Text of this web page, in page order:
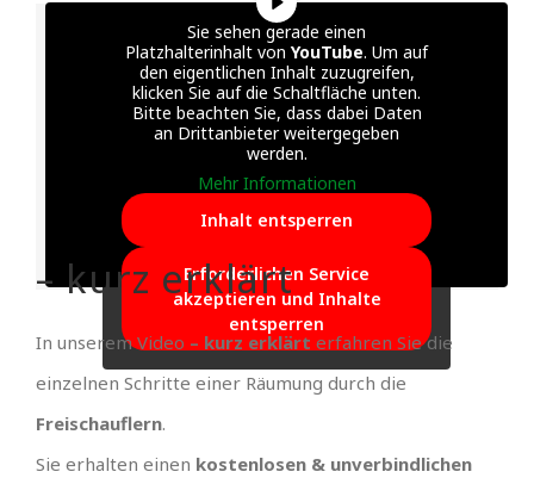
Sie sehen gerade einen
Platzhalterinhalt von YouTube. Um auf
den eigentlichen Inhalt zuzugreifen,
klicken Sie auf die Schaltfläche unten.
Bitte beachten Sie, dass dabei Daten
an Drittanbieter weitergegeben
werden.
Mehr Informationen
Inhalt entsperren
Erforderlichen Service
akzeptieren und Inhalte
entsperren
– kurz erklärt
In unserem Video – kurz erklärt erfahren Sie die
einzelnen Schritte einer Räumung durch die
Freischauflern.
Sie erhalten einen kostenlosen & unverbindlichen